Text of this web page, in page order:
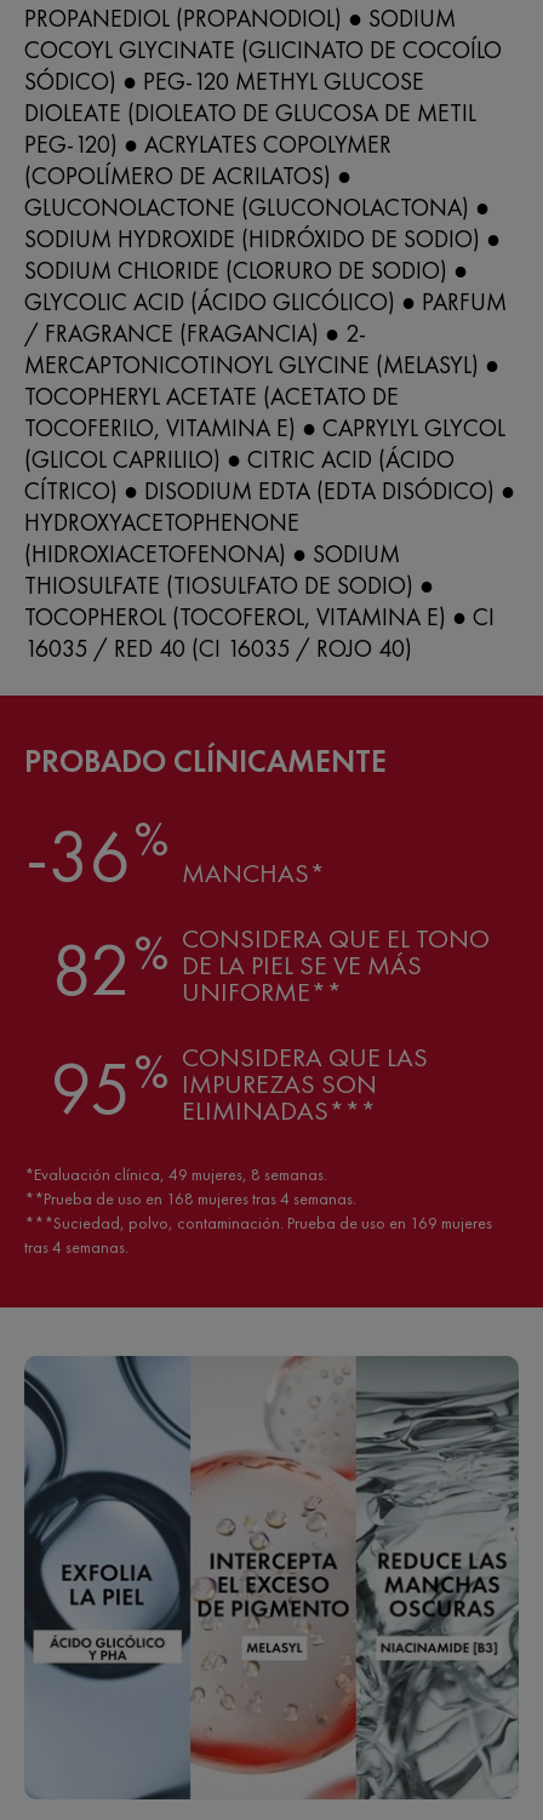
PROPANEDIOL (PROPANODIOL) ● SODIUM
COCOYL GLYCINATE (GLICINATO DE COCOÍLO
SÓDICO) ● PEG-120 METHYL GLUCOSE
DIOLEATE (DIOLEATO DE GLUCOSA DE METIL
PEG-120) ● ACRYLATES COPOLYMER
(COPOLÍMERO DE ACRILATOS) ●
GLUCONOLACTONE (GLUCONOLACTONA) ●
SODIUM HYDROXIDE (HIDRÓXIDO DE SODIO) ●
SODIUM CHLORIDE (CLORURO DE SODIO) ●
GLYCOLIC ACID (ÁCIDO GLICÓLICO) ● PARFUM
/ FRAGRANCE (FRAGANCIA) ● 2-
MERCAPTONICOTINOYL GLYCINE (MELASYL) ●
TOCOPHERYL ACETATE (ACETATO DE
TOCOFERILO, VITAMINA E) ● CAPRYLYL GLYCOL
(GLICOL CAPRILILO) ● CITRIC ACID (ÁCIDO
CÍTRICO) ● DISODIUM EDTA (EDTA DISÓDICO) ●
HYDROXYACETOPHENONE
(HIDROXIACETOFENONA) ● SODIUM
THIOSULFATE (TIOSULFATO DE SODIO) ●
TOCOPHEROL (TOCOFEROL, VITAMINA E) ● CI
16035 / RED 40 (CI 16035 / ROJO 40)
PROBADO CLÍNICAMENTE
-36%
MANCHAS*
82% CONSIDERA QUE EL TONO
DE LA PIEL SE VE MÁS
UNIFORME**
95% CONSIDERA QUE LAS
IMPUREZAS SON
ELIMINADAS***
*Evaluación clínica, 49 mujeres, 8 semanas.
**Prueba de uso en 168 mujeres tras 4 semanas.
***Suciedad, polvo, contaminación. Prueba de uso en 169 mujeres
tras 4 semanas.